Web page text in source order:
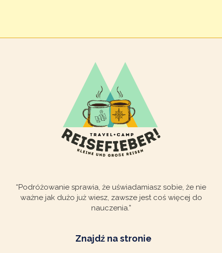
“Podróżowanie sprawia, że uświadamiasz sobie, że nie
ważne jak dużo już wiesz, zawsze jest coś więcej do
nauczenia.”
Znajdź na stronie